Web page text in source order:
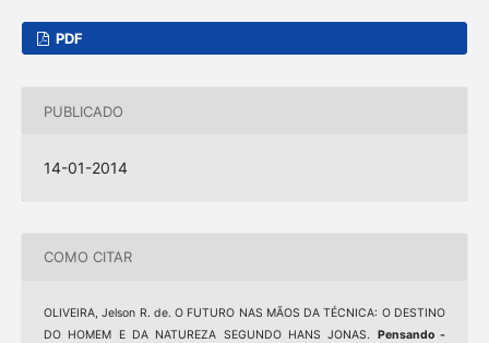
PDF
PUBLICADO
14-01-2014
COMO CITAR
OLIVEIRA, Jelson R. de. O FUTURO NAS MÃOS DA TÉCNICA: O DESTINO
DO HOMEM E DA NATUREZA SEGUNDO HANS JONAS. Pensando -